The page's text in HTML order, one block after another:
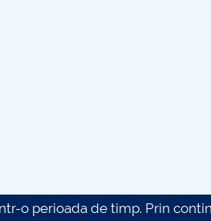
o perioada de timp. Prin